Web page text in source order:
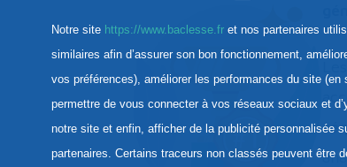
Notre site https://www.baclesse.fr et nos partenaires
similaires afin d’assurer son bon fonctionnement,
vos préférences), améliorer les performances du site
permettre de vous connecter à vos réseaux sociaux et
notre site et enfin, afficher de la publicité personnalisée
partenaires. Certains traceurs non classés peuvent être